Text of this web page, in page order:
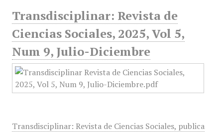
Transdisciplinar: Revista de
Ciencias Sociales, 2025, Vol 5,
Num 9, Julio-Diciembre
Transdisciplinar: Revista de Ciencias Sociales, publica